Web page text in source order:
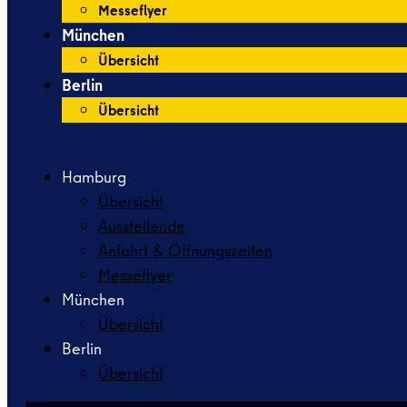
Messeflyer
München
Übersicht
Berlin
Übersicht
Hamburg
Übersicht
Ausstellende
Anfahrt & Öffnungszeiten
Messeflyer
München
Übersicht
Berlin
Übersicht